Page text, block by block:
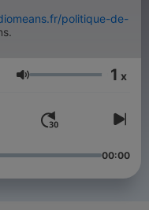
politique-de-
Ένταση 1 x
00:00